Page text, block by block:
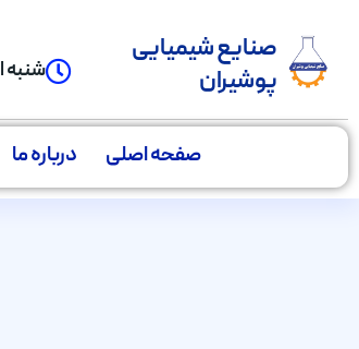
صنایع شیمیایی
پوشیران
شنبه
صفحه اصلی درباره ما